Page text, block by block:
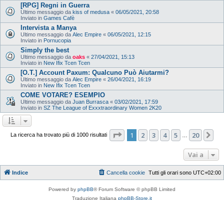
[RPG] Regni in Guerra
Ultimo messaggio da kiss of medusa « 06/05/2021, 20:58
Inviato in Games Cafè
Intervista a Manya
Ultimo messaggio da Alec Empire « 06/05/2021, 12:15
Inviato in Pornucopia
Simply the best
Ultimo messaggio da oaks « 27/04/2021, 15:13
Inviato in New Ifix Tcen Tcen
[O.T.] Account Paxum: Qualcuno Può Aiutarmi?
Ultimo messaggio da Alec Empire « 26/04/2021, 16:19
Inviato in New Ifix Tcen Tcen
COME VOTARE? ESEMPIO
Ultimo messaggio da Juan Burrasca « 03/02/2021, 17:59
Inviato in SZ The League of Exxxtraordinary Women 2K20
La ricerca ha trovato più di 1000 risultati Pagina di 20
1 2 3 4 5 20
Vai a
Indice Tutti gli orari sono UTC+02:00
Cancella cookie
Powered by phpBB® Forum Software © phpBB Limited
Traduzione Italiana phpBB-Store.it